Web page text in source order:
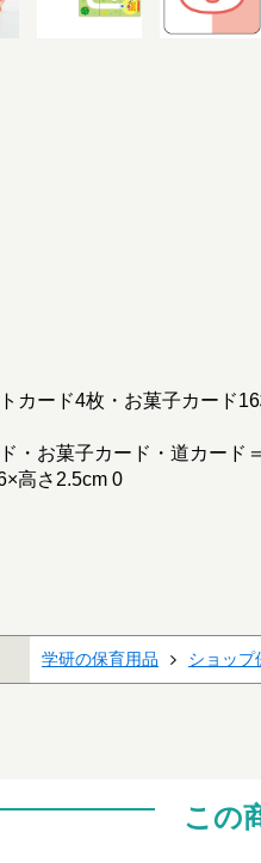
カード4枚・お菓子カード
・お菓子カード・道カード
さ2.5cm 0
学研の保育用品 ショップ
この